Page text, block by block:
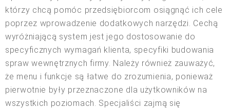
którzy chcą pomóc przedsiębiorcom osiągnąć ich cele
poprzez wprowadzenie dodatkowych narzędzi. Cechą
wyróżniającą system jest jego dostosowanie do
specyficznych wymagań klienta, specyfiki budowania
spraw wewnętrznych firmy. Należy również zauważyć,
że menu i funkcje są łatwe do zrozumienia, ponieważ
pierwotnie były przeznaczone dla użytkowników na
wszystkich poziomach. Specjaliści zajmą się